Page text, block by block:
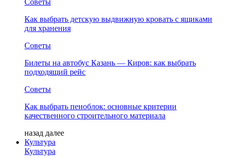
Советы
Как выбрать детскую выдвижную кровать с ящиками
для хранения
Советы
Билеты на автобус Казань — Киров: как выбрать
подходящий рейс
Советы
Как выбрать пеноблок: основные критерии
качественного строительного материала
назад далее
Культура
Культура